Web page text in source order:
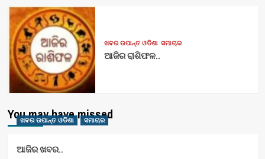
ଖବର ଉପାନ୍ତ ଓଡିଶା ସମାଚାର
ଆଜିର ରାଶିଫଳ..
You may have missed
ଖବର ଉପାନ୍ତ ଓଡିଶା ସମାଚାର
ଆଜିର ଖବର..